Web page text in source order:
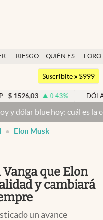
RIESGO
QUIÉN ES
QUIÉN
FORO
Argentina
México
Suscribite x $999
0.43% DÓLAR BNA $
hoy: cuál es la cotización
Elon Musk
que Elon
y cambiará
un avance